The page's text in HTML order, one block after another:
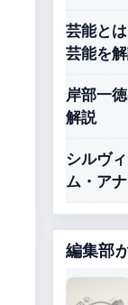
芸能と
芸能を
岸部一
解説
シルヴ
ム・ア
編集部